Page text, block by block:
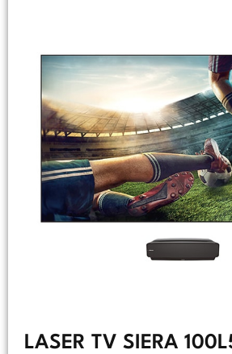
LASER TV SIERA